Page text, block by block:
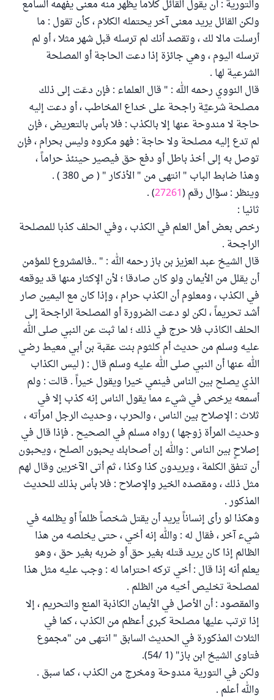
والتورية : أن يقول القائل كلاماً يظهر منه معنى يفهمه السامع
ولكن القائل يريد معنى آخر يحتمله الكلام ، كأن تقول : ما
أرسلت مالا لك ، وتقصد أنك لم ترسله قبل شهر مثلا ، أو لم
ترسله اليوم ، وهي جائزة إذا دعت الحاجة أو المصلحة
الشرعية لها .
قال النووي رحمه الله : " قال العلماء :‏ فإن دعَت إلى ذلك
مصلحة شرعيَّة راجحة على خداع المخاطب ، أو دعت إليه
حاجة لا مندوحة عنها إلا بالكذب : فلا بأس بالتعريض ،‏ فإن
لم تدع إليه مصلحة ولا حاجة : فهو مكروه وليس بحرام ، فإن
توصل به إلى أخذ باطل أو دفع حق فيصير حينئذ حراماً ،
وهذا ضابط الباب " انتهى من " الأذكار " ( ص ‏380 ) .
وينظر : سؤال رقم (27261
) .
ثانيا :
رخص بعض أهل العلم في الكذب ، وفي الحلف كذبا للمصلحة
الراجحة .
قال الشيخ عبد العزيز بن باز رحمه الله : " ..فالمشروع للمؤمن
أن يقلل من الأيمان ولو كان صادقا ؛ لأن الإكثار منها قد يوقعه
في الكذب ، ومعلوم أن الكذب حرام ، وإذا كان مع اليمين صار
أشد تحريماً ، لكن لو دعت الضرورة أو المصلحة الراجحة إلى
الحلف الكاذب فلا حرج في ذلك ؛ لما ثبت عن النبي صلى الله
عليه وسلم من حديث أم كلثوم بنت عقبة بن أبي معيط رضي
الله عنها أن النبي صلى الله عليه وسلم قال : ( ليس الكذاب
الذي يصلح بين الناس فينمي خيرا ويقول خيراً . قالت : ولم
أسمعه يرخص في شيء مما يقول الناس إنه كذب إلا في
ثلاث : الإصلاح بين الناس ، والحرب ، وحديث الرجل امرأته ،
وحديث المرأة زوجها ) رواه مسلم في الصحيح . فإذا قال في
إصلاحٍ بين الناس : والله إن أصحابك يحبون الصلح ، ويحبون
أن تتفق الكلمة ، ويريدون كذا وكذا ، ثم أتى الآخرين وقال لهم
مثل ذلك ، ومقصده الخير والإصلاح : فلا بأس بذلك للحديث
المذكور .
وهكذا لو رأى إنساناً يريد أن يقتل شخصاً ظلماً أو يظلمه في
شيء آخر ، فقال له : والله إنه أخي ، حتى يخلصه من هذا
الظالم إذا كان يريد قتله بغير حق أو ضربه بغير حق ، وهو
يعلم أنه إذا قال : أخي تركه احتراما له : وجب عليه مثل هذا
لمصلحة تخليص أخيه من الظلم .
والمقصود : أن الأصل في الأيمان الكاذبة المنع والتحريم ، إلا
إذا ترتب عليها مصلحة كبرى أعظم من الكذب ، كما في
الثلاث المذكورة في الحديث السابق " انتهى من "مجموع
فتاوى الشيخ ابن باز" (1 /54).
ولكن في التورية مندوحة ومخرج من الكذب ، كما سبق .
والله أعلم .